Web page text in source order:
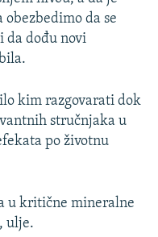
da se
da dođu novi
kim razgovarati dok
stručnjaka u
po životnu
u kritične mineralne
ulje.